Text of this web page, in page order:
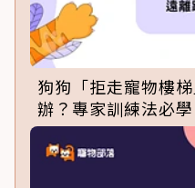
狗狗「拒走寵物樓
辦？專家訓練法必學